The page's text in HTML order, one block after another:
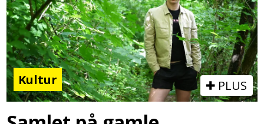
Kultur PLUS